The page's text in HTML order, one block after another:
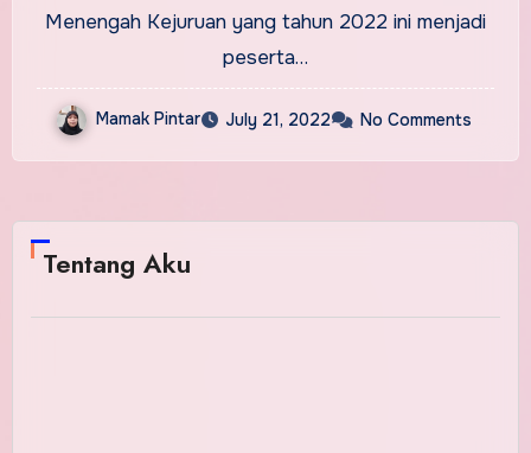
Menengah Kejuruan yang tahun 2022 ini menjadi
peserta…
Mamak Pintar July 21, 2022 No Comments
Tentang Aku